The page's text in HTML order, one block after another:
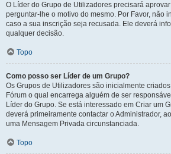
O Líder do Grupo de Utilizadores precisará
perguntar-lhe o motivo do mesmo. Por Favor, não
caso a sua inscrição seja recusada. Ele deverá
qualquer decisão.
Topo
Como posso ser Líder de um Grupo?
Os Grupos de Utilizadores são inicialmente
Fórum o qual encarrega alguém de ser
Líder do Grupo. Se está interessado em Criar um
deverá primeiramente contactar o Administrador,
uma Mensagem Privada circunstanciada.
Topo